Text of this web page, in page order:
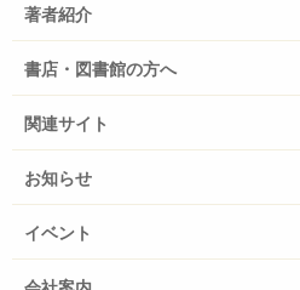
著者紹介
書店・図書館の方へ
関連サイト
お知らせ
イベント